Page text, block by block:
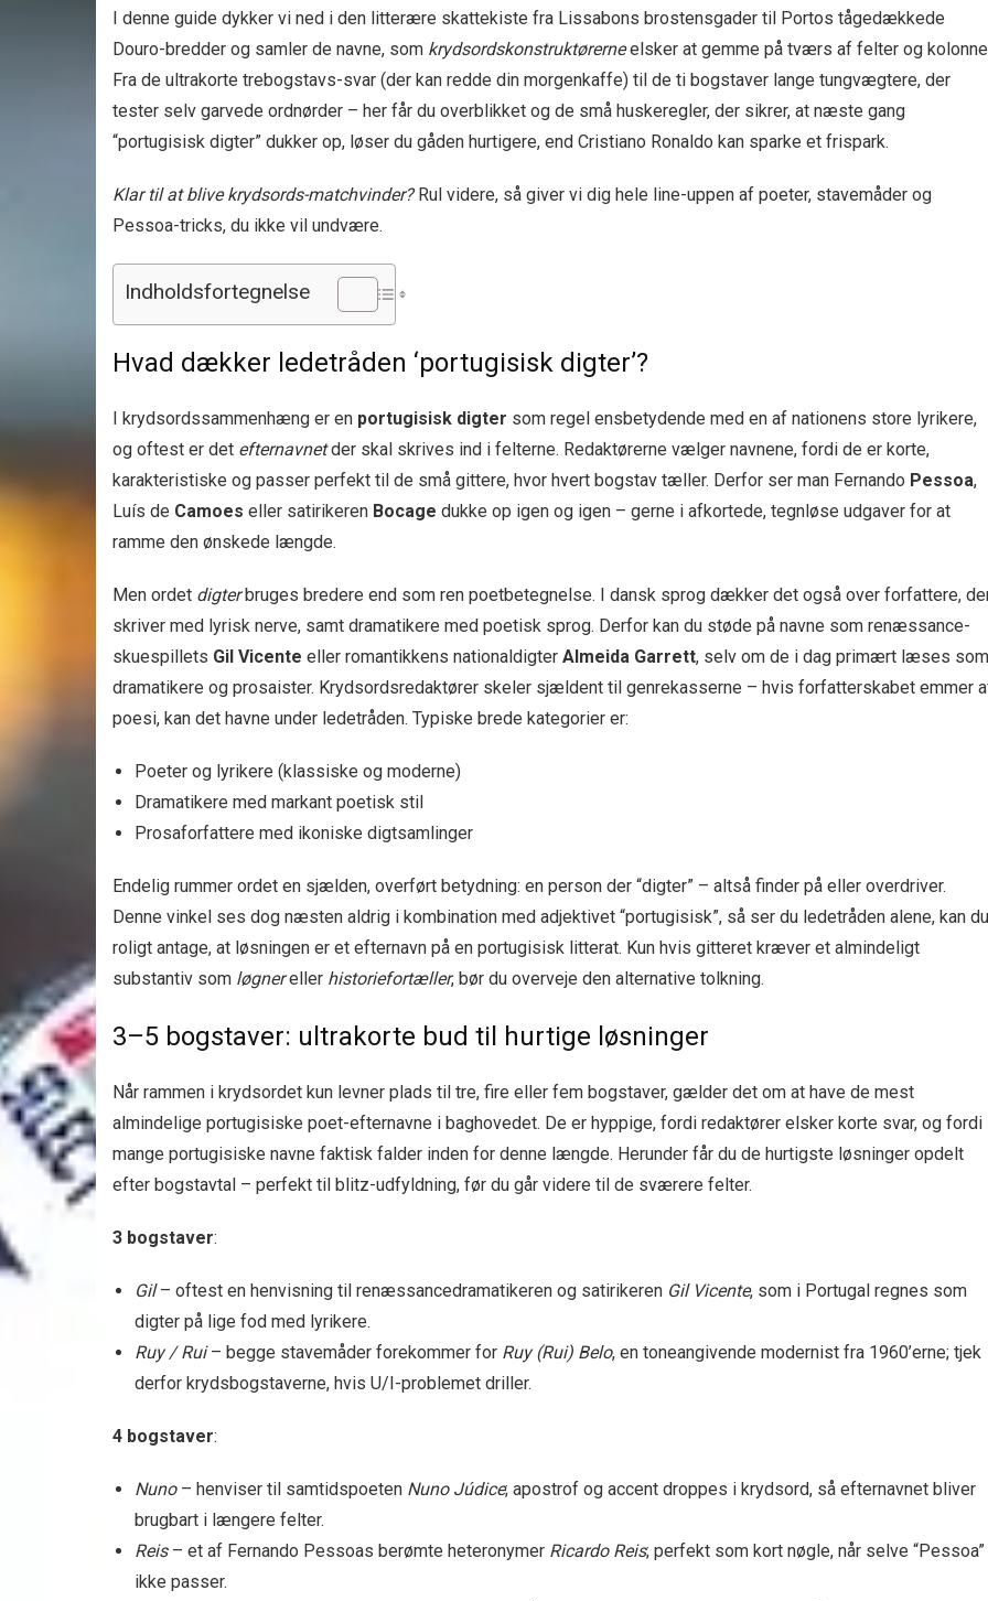
I denne guide dykker vi ned i den litterære skattekiste fra Lissabons brostensgader til Portos tågedækkede
Douro-bredder og samler de navne, som krydsords­konstruktørerneelsker at gemme på tværs af felter og
Fra de ultrakorte trebogstavs-svar (der kan redde din morgenkaffe) til de ti bogstaver lange tungvægtere, der
tester selv garvede ord­nørder – her får du overblikket og de små huskeregler, der sikrer, at næste gang
“portugisisk digter” dukker op, løser du gåden hurtigere, end Cristiano Ronaldo kan sparke et frispark.
Klar til at blive krydsords-matchvinder?Rul videre, så giver vi dig hele line-uppen af poeter, stavemåder og
Pessoa-tricks, du ikke vil undvære.
Indholdsfortegnelse
Hvad dækker ledetråden ‘portugisisk digter’?
I krydsordssammenhæng er en portugisisk digter som regel ensbetydende med en af nationens store lyrikere,
og oftest er det efternavnetder skal skrives ind i felterne. Redaktørerne vælger navnene, fordi de er korte,
karakteristiske og passer perfekt til de små gittere, hvor hvert bogstav tæller. Derfor ser man Fernando Pessoa,
Luís de Camoes eller satirikeren Bocage dukke op igen og igen – gerne i afkortede, tegnløse udgaver for at
ramme den ønskede længde.
Men ordet digterbruges bredere end som ren poetbetegnelse. I dansk sprog dækker det også over forfattere,
skriver med lyrisk nerve, samt dramatikere med poetisk sprog. Derfor kan du støde på navne som renæssance-
skuespillets Gil Vicente eller romantikkens nationaldigter Almeida Garrett, selv om de i dag primært læses som
dramatikere og prosaister. Krydsordsredaktører skeler sjældent til genrekasserne – hvis forfatterskabet emmer
poesi, kan det havne under ledetråden. Typiske brede kategorier er:
Poeter og lyrikere (klassiske og moderne)
Dramatikere med markant poetisk stil
Prosaforfattere med ikoniske digtsamlinger
Endelig rummer ordet en sjælden, overført betydning: en person der “digter” – altså finder på eller overdriver.
Denne vinkel ses dog næsten aldrig i kombination med adjektivet “portugisisk”, så ser du ledetråden alene, kan du
roligt antage, at løsningen er et efternavn på en portugisisk litterat. Kun hvis gitteret kræver et almindeligt
substantiv som løgnereller historiefortæller, bør du overveje den alternative tolkning.
3–5 bogstaver: ultrakorte bud til hurtige løsninger
Når rammen i krydsordet kun levner plads til tre, fire eller fem bogstaver, gælder det om at have de mest
almindelige portugisiske poet-efternavne i baghovedet. De er hyppige, fordi redaktører elsker korte svar, og fordi
mange portugisiske navne faktisk falder inden for denne længde. Herunder får du de hurtigste løsninger opdelt
efter bogstavtal – perfekt til blitz-udfyldning, før du går videre til de sværere felter.
3 bogstaver:
Gil– oftest en henvisning til renæssancedramatikeren og satirikeren Gil Vicente, som i Portugal regnes som
digter på lige fod med lyrikere.
Ruy / Rui– begge stavemåder forekommer for Ruy (Rui) Belo, en toneangivende modernist fra 1960’erne; tjek
derfor krydsbogstaverne, hvis U/I-problemet driller.
4 bogstaver:
Nuno– henviser til samtidspoeten Nuno Júdice; apostrof og accent droppes i krydsord, så efternavnet bliver
brugbart i længere felter.
Reis– et af Fernando Pessoas berømte heteronymer Ricardo Reis; perfekt som kort nøgle, når selve “Pessoa”
ikke passer.